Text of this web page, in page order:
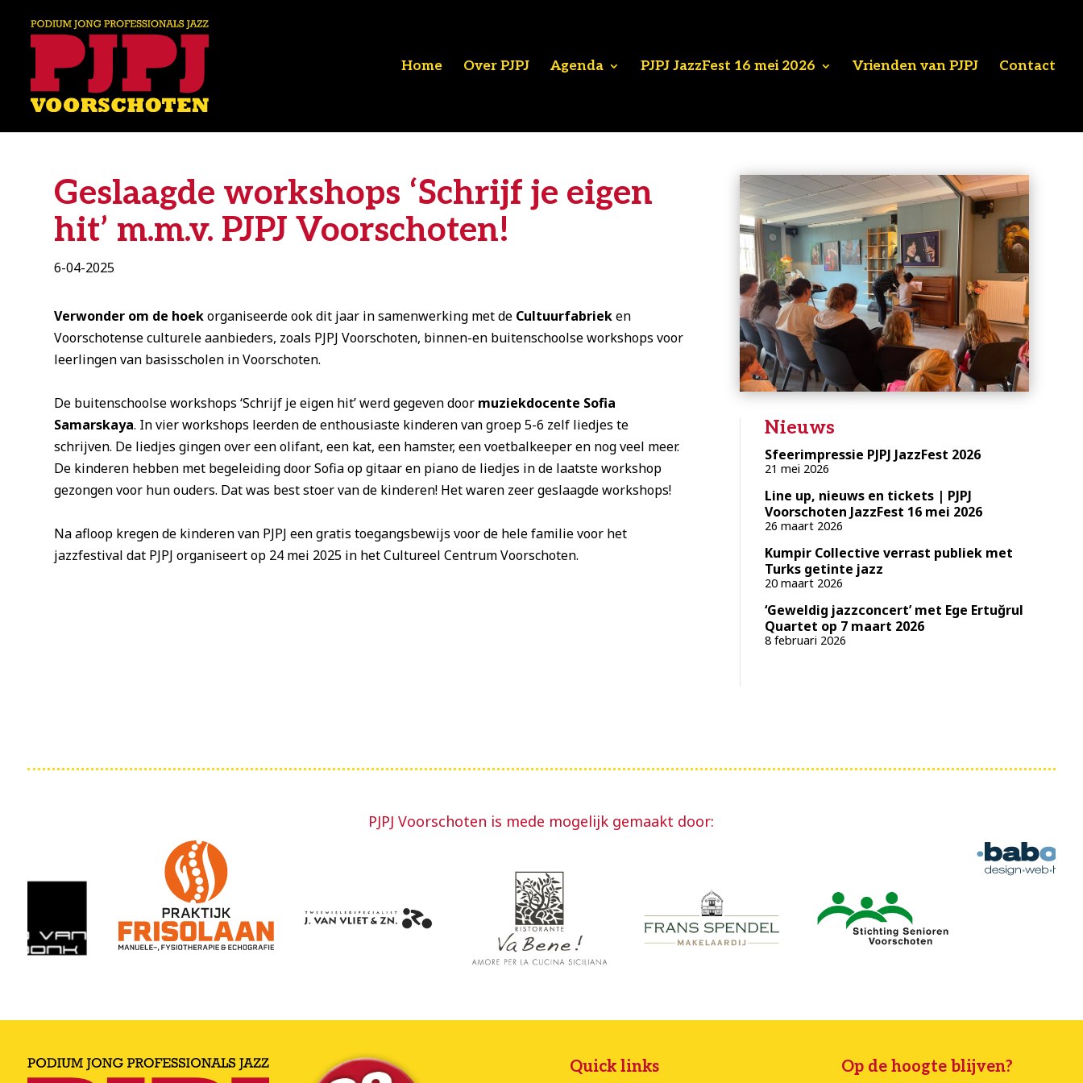
Home Over PJPJ Agenda PJPJ JazzFest 16 mei 2026 Vrienden van PJPJ Contact
Geslaagde workshops ‘Schrijf je eigen
hit’ m.m.v. PJPJ Voorschoten!
6-04-2025
Verwonder om de hoekorganiseerde ook dit jaar in samenwerking met de Cultuurfabrieken
Voorschotense culturele aanbieders, zoals PJPJ Voorschoten, binnen-en buitenschoolse workshops voor
leerlingen van basisscholen in Voorschoten.
De buitenschoolse workshops ‘Schrijf je eigen hit’ werd gegeven door muziekdocente Sofia
Samarskaya. In vier workshops leerden de enthousiaste kinderen van groep 5-6 zelf liedjes te
schrijven. De liedjes gingen over een olifant, een kat, een hamster, een voetbalkeeper en nog veel meer.
De kinderen hebben met begeleiding door Sofia op gitaar en piano de liedjes in de laatste workshop
gezongen voor hun ouders. Dat was best stoer van de kinderen! Het waren zeer geslaagde workshops!
Na afloop kregen de kinderen van PJPJ een gratis toegangsbewijs voor de hele familie voor het
jazzfestival dat PJPJ organiseert op 24 mei 2025 in het Cultureel Centrum Voorschoten.
Nieuws
Sfeerimpressie PJPJ JazzFest 2026
21 mei 2026
Line up, nieuws en tickets | PJPJ
Voorschoten JazzFest 16 mei 2026
26 maart 2026
Kumpir Collective verrast publiek met
Turks getinte jazz
20 maart 2026
‘Geweldig jazzconcert’ met Ege Ertuğrul
Quartet op 7 maart 2026
8 februari 2026
PJPJ Voorschoten is mede mogelijk gemaakt door:
Quick links Op de hoogte blijven?